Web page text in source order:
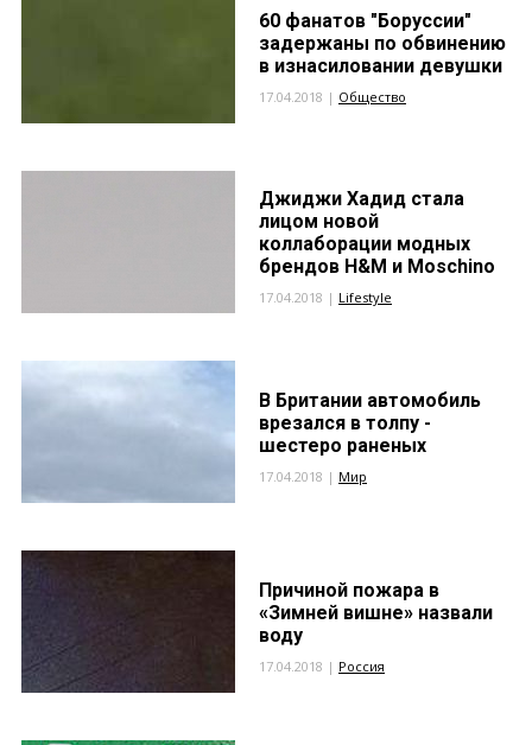
60 фанатов "Боруссии"
задержаны по обвинению
в изнасиловании девушки
17.04.2018 | Общество
Джиджи Хадид стала
лицом новой
коллаборации модных
брендов H&M и Moschino
17.04.2018 | Lifestyle
В Британии автомобиль
врезался в толпу -
шестеро раненых
17.04.2018 | Мир
Причиной пожара в
«Зимней вишне» назвали
воду
17.04.2018 | Россия